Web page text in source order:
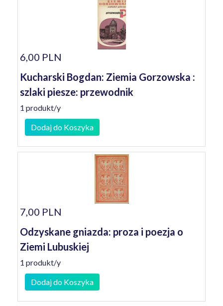
6,00 PLN
Kucharski Bogdan: Ziemia Gorzowska :
szlaki piesze: przewodnik
1 produkt/y
Dodaj do Koszyka
7,00 PLN
Odzyskane gniazda: proza i poezja o
Ziemi Lubuskiej
1 produkt/y
Dodaj do Koszyka